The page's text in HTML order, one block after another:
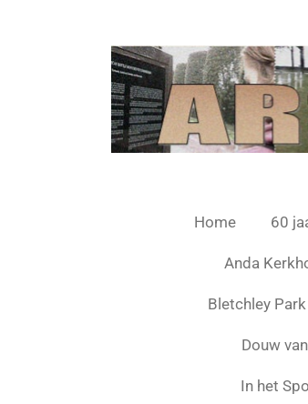
Home 60
Anda
Bletchley Park
Douw
In het